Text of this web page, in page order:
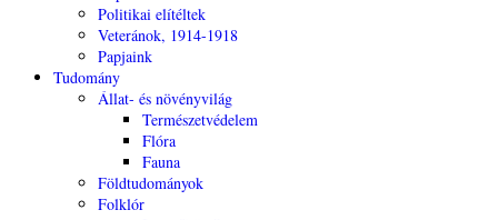
Politikai elítéltek
Veteránok, 1914-1918
Papjaink
Tudomány
Állat- és növényvilág
Természetvédelem
Flóra
Fauna
Földtudományok
Folklór